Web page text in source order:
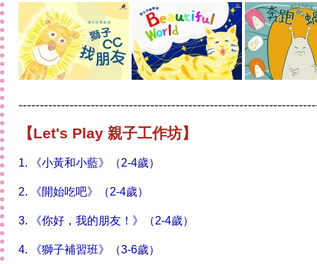
【Let's Play 親子工作坊】
1. 《小黃和小藍》（2-4歲）
2. 《開始吃吧》（2-4歲）
3. 《你好，我的朋友！》（2-4歲）
4. 《獅子補習班》（3-6歲）